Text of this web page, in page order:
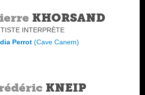
KHORSAND
INTERPRÈTE
Perrot(Cave Canem)
KNEIP